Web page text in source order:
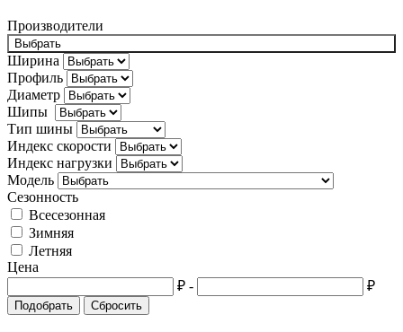
Cadillac
Changan
Chery
Chevrolet
Chrysler
Citroën
Cupra
Dacia
Daewoo
Daihatsu
Производители
Выбрать
Ширина
Профиль
Диаметр
Шипы
Тип шины
Индекс скорости
Индекс нагрузки
Модель
Сезонность
Всесезонная
Зимняя
Летняя
Цена
₽ - ₽
Подобрать Сбросить